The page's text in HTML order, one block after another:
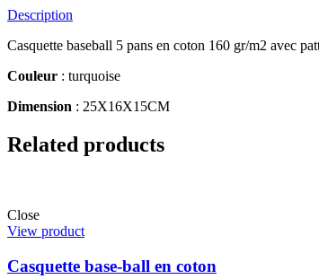
Description
Casquette baseball 5 pans en coton 160 gr/m2 avec
Couleur : turquoise
Dimension : 25X16X15CM
Related products
Close
View product
Casquette base-ball en coton